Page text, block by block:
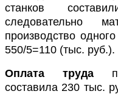
станков
следовательно
производство
550/5=110 (тыс. руб.).
Оплата труда
составила 230 тыс.